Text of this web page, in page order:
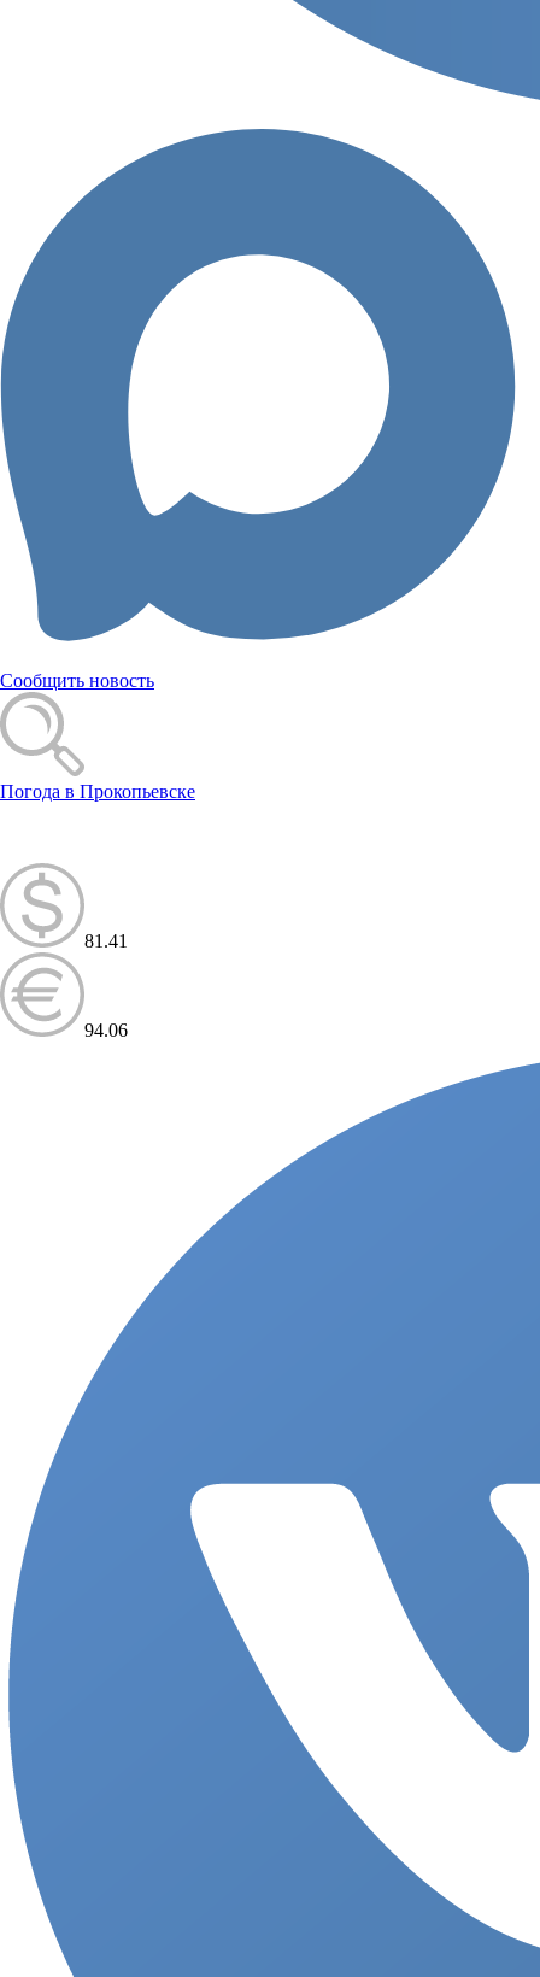
Сообщить новость
Погода в Прокопьевске
81.41
94.06